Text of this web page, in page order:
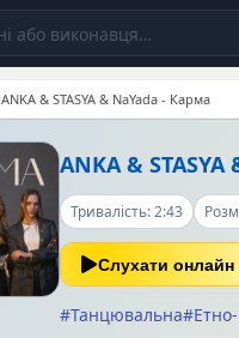
ANKA & STASYA & NaYada - Карма
ANKA & STASYA
Тривалість: 2:43
Слухати онлайн
#Танцювальна